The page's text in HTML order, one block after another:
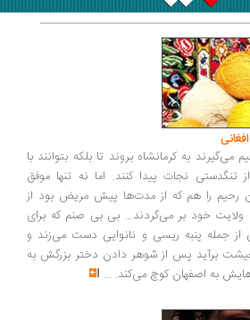
به کرمانشاه بروند تا بلکه بتوانند با
تنگدستی نجات پیدا کنند. اما نه تنها موفق
رحیم را هم که از مدت‌ها پیش مریض بود از
خود بر می‌گردند... بی بی صنم که برای
از جمله پنبه ریسی و نانوایی دست می‌زند و
برآید پس از شوهر دادن دختر بزرگش به
به اصفهان کوچ می‌کند. ...